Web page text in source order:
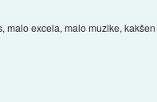
excela, malo muzike,